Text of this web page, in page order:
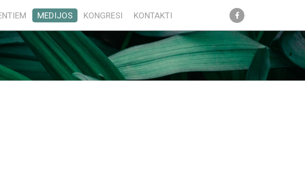
MEDIJOS KONGRESI KONTAKTI